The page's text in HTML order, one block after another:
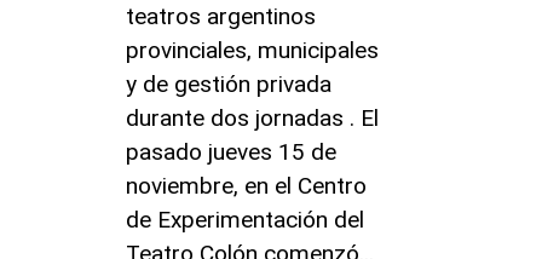
teatros argentinos
provinciales, municipales
y de gestión privada
durante dos jornadas . El
pasado jueves 15 de
noviembre, en el Centro
de Experimentación del